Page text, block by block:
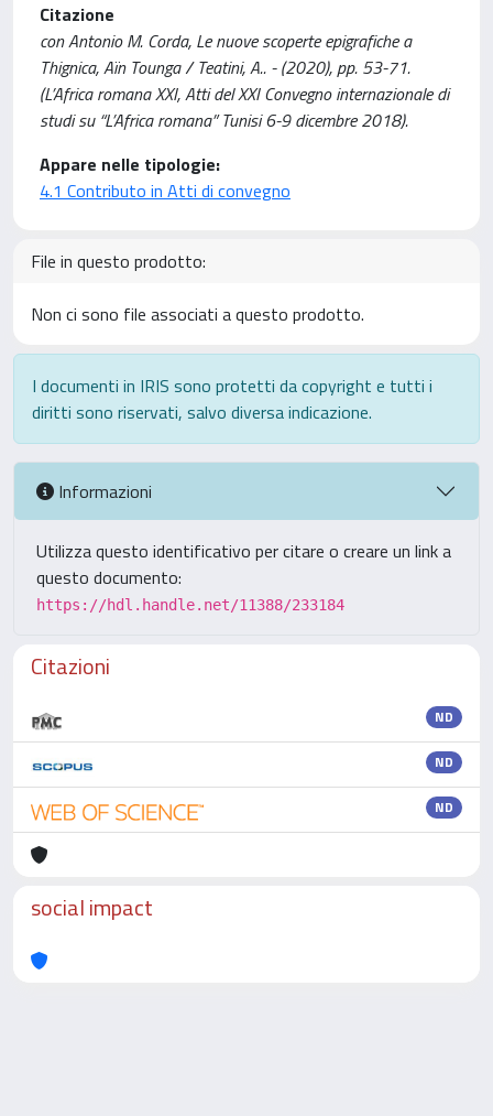
Citazione
con Antonio M. Corda, Le nuove scoperte epigrafiche a
Thignica, Aïn Tounga / Teatini, A.. - (2020), pp. 53-71.
(L’Africa romana XXI, Atti del XXI Convegno internazionale di
studi su “L’Africa romana” Tunisi 6-9 dicembre 2018).
Appare nelle tipologie:
4.1 Contributo in Atti di convegno
File in questo prodotto:
Non ci sono file associati a questo prodotto.
I documenti in IRIS sono protetti da copyright e tutti i
diritti sono riservati, salvo diversa indicazione.
Informazioni
Utilizza questo identificativo per citare o creare un link a
questo documento:
https://hdl.handle.net/11388/233184
Citazioni
ND
ND
ND
social impact